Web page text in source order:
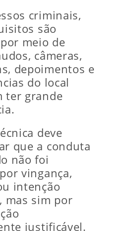
criminais,
são
meio de
câmeras,
depoimentos e
do local
ter grande
deve
que a conduta
não foi
vingança,
intenção
mas sim por
justificável.